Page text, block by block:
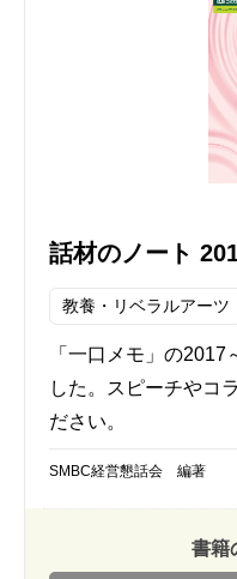
話材のノート
教養・リベラルアーツ
「一口メモ」の
した。スピーチやコ
ださい。
SMBC経営懇話会 編著
書籍